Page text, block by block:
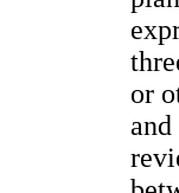
or